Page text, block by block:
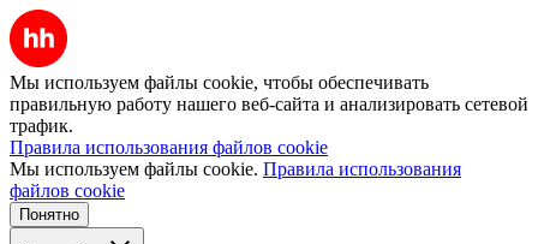
Мы используем файлы cookie, чтобы обеспечивать
правильную работу нашего веб-сайта и анализировать сетевой
трафик.
Правила использования файлов cookie
Мы используем файлы cookie. Правила использования
файлов cookie
Понятно